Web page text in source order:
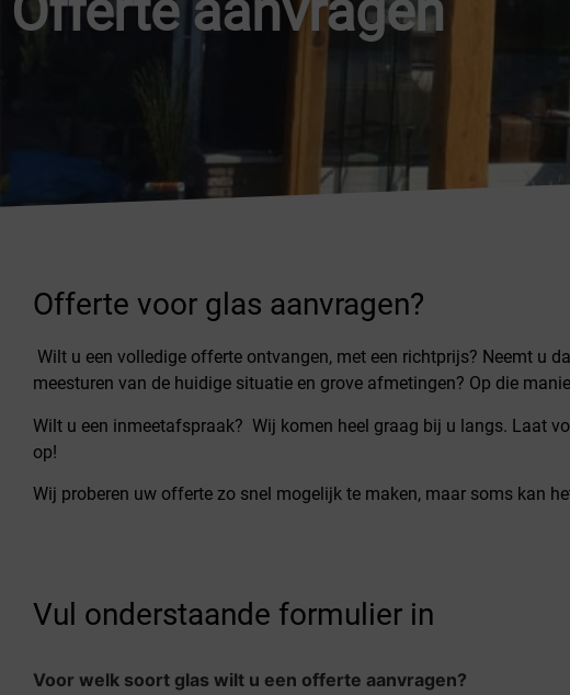
Offerte voor glas aanvragen?
Wilt u een volledige offerte ontvangen, met een richtprijs? Neemt u
meesturen van de huidige situatie en grove afmetingen? Op die
Wilt u een inmeetafspraak? Wij komen heel graag bij u langs. Laat
op!
Wij proberen uw offerte zo snel mogelijk te maken, maar soms kan
Vul onderstaande formulier in
Voor welk soort glas wilt u een offerte aanvragen?